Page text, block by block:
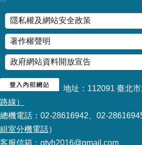
網
站
導
覽
首
English
隱私權及網站安全政策
著作權聲明
政府網站資料開放宣告
地址：112091 臺北
路線）
總機電話：02-28616942、02-
組室分機電話）
客服信箱：gtyh2016@gmail.com